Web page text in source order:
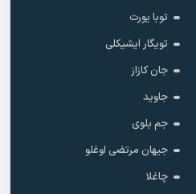
توبا یورت
تویگار ایشیکلی
جان کازاز
جاوید
جم بلوی
جیهان مرتضی اوغلو
چاغلا